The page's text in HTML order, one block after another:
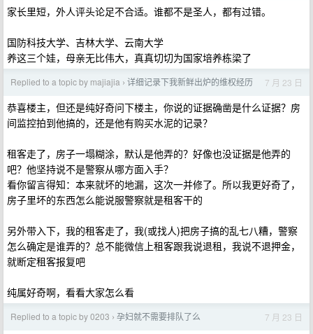
家长里短，外人评头论足不合适。谁都不是圣人，都有过错。
国防科技大学、吉林大学、云南大学
养这三个娃，母亲无比伟大，真真切切为国家培养栋梁了
Replied to a topic by majiajia › 详细记录下我新鲜出炉的维权经历 7 月 23 日
恭喜楼主，但还是纯好奇问下楼主，你说的证据确凿是什么证据？房
间监控拍到他搞的，还是他有购买水泥的记录？
租客走了，房子一塌糊涂，默认是他弄的？好像也没证据是他弄的
吧？他坚持说不是警察从哪方面入手？
看你留言得知：本来就坏的地漏，这次一并修了。所以我更好奇了，
房子里坏的东西怎么能说服警察就是租客干的
另外带入下，我的租客走了，我(或找人)把房子搞的乱七八糟，警察
怎么确定是谁弄的？总不能微信上租客跟我说退租，我说不退押金，
就断定租客报复吧
纯属好奇啊，看看大家怎么看
Replied to a topic by 0203 › 孕妇就不需要排队了么 7 月 23 日